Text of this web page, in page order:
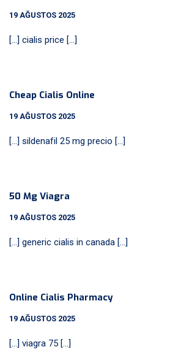
19 AĞUSTOS 2025
[…] cialis price […]
Cheap Cialis Online
19 AĞUSTOS 2025
[…] sildenafil 25 mg precio […]
50 Mg Viagra
19 AĞUSTOS 2025
[…] generic cialis in canada […]
Online Cialis Pharmacy
19 AĞUSTOS 2025
[…] viagra 75 […]